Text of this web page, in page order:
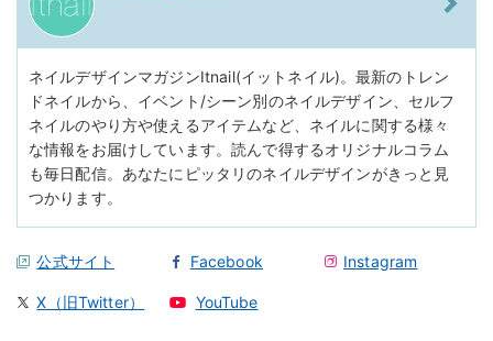
ネイルデザインマガジンItnail(イットネイル)。最新のトレン
ドネイルから、イベント/シーン別のネイルデザイン、セルフ
ネイルのやり方や使えるアイテムなど、ネイルに関する様々
な情報をお届けしています。読んで得するオリジナルコラム
も毎日配信。あなたにピッタリのネイルデザインがきっと見
つかります。
公式サイト Facebook Instagram
X（旧Twitter） YouTube